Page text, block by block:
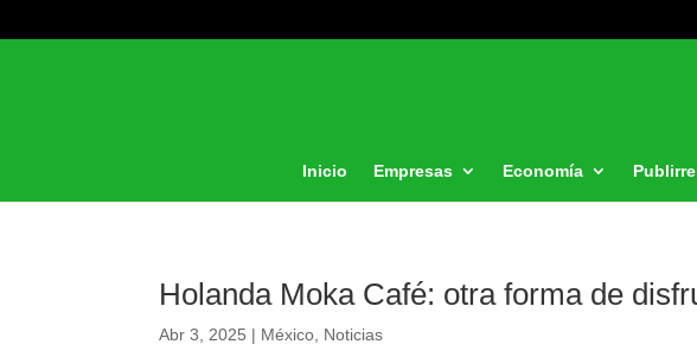
Inicio Empresas Economía
Holanda Moka Café: otra forma de
Abr 3, 2025 | México Noticias